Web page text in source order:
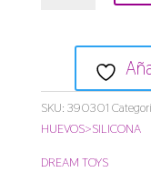
squeeze
SKU: 390301
HUEVOS>SILICONA
DREAM TOYS